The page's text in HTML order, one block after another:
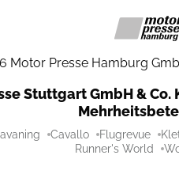
Motor Presse Hamburg
Stuttgart GmbH & Co.
Cavallo Flugrevue
Runner's World